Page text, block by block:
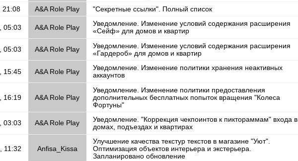
21:08
A&A Role Play "Секретные ссылки". Полный список
05:03 A&A Role Play
Уведомление. Изменение условий содержания расширения
«Сейф» для домов и квартир
05:03 A&A Role Play
Уведомление. Изменение условий содержания расширения
«Гардероб» для домов и квартир
15:45 A&A Role Play
Уведомление. Изменение политики хранения неактивных
аккаунтов
16:19 A&A Role Play
Уведомление. Изменение политики предоставления
дополнительных бесплатных попыток вращения "Колеса
Фортуны"
03:03 A&A Role Play
Уведомление. "Коррекция чекпоинтов к пиктораммам" входа в
домах, подъездах и квартирах
11:32 Anfisa_Kissa
Улучшение качества текстур текстов в магазине "Уют".
Оптимизация объектов интерьера и экстерьера.
Запланировано обновление